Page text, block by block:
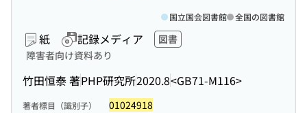
紙 記録メディア
図書
障害者向け資料あり
竹田恒泰 著PHP研究所2020.8<GB71-M116>
国立国会図書館 全国の図書館
著者標目（識別子） 01024918